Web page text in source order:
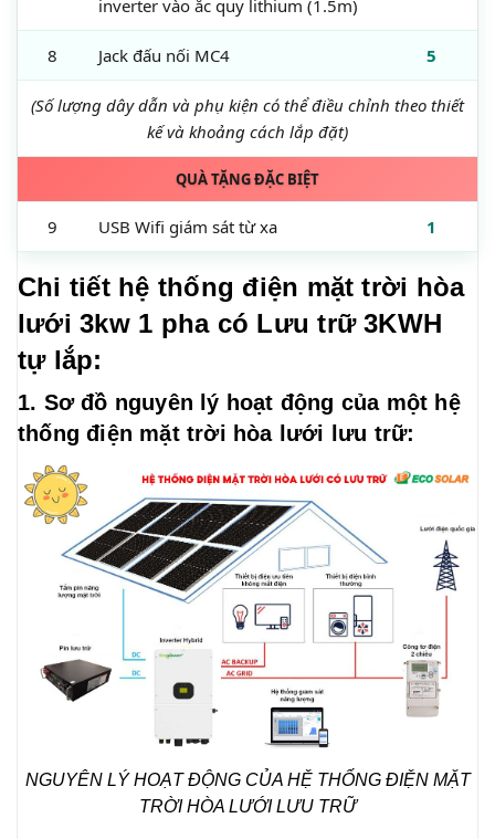
inverter vào ắc quy lithium (1.5m)
8 Jack đấu nối MC4 5
(Số lượng dây dẫn và phụ kiện có thể điều chỉnh theo thiết
kế và khoảng cách lắp đặt)
QUÀ TẶNG ĐẶC BIỆT
9 USB Wifi giám sát từ xa 1
Chi tiết hệ thống điện mặt trời hòa
lưới 3kw 1 pha có Lưu trữ 3KWH
tự lắp:
1. Sơ đồ nguyên lý hoạt động của một hệ
thống điện mặt trời hòa lưới lưu trữ:
NGUYÊN LÝ HOẠT ĐỘNG CỦA HỆ THỐNG ĐIỆN MẶT
TRỜI HÒA LƯỚI LƯU TRỮ